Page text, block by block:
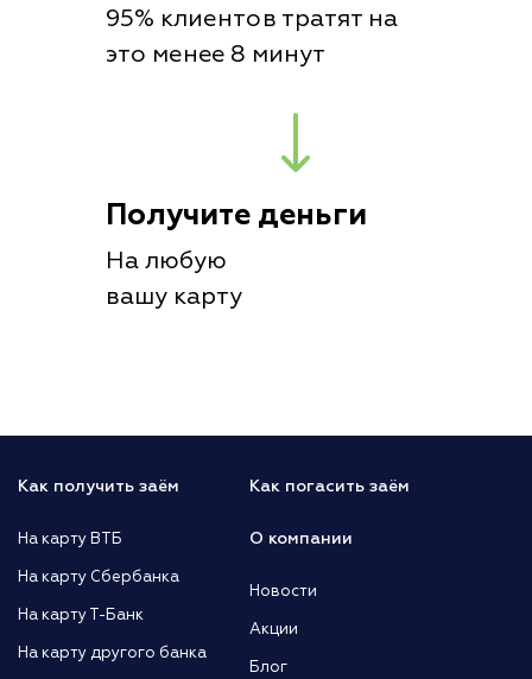
95% клиентов тратят на
это менее 8 минут
Получите деньги
На любую
вашу карту
Как получить заём
На карту ВТБ
На карту Сбербанка
На карту Т-Банк
На карту другого банка
Как погасить заём
О компании
Новости
Акции
Блог